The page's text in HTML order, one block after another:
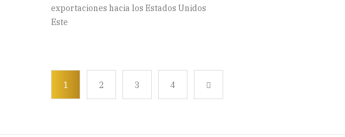
exportaciones hacia los Estados Unidos
Este
1 2 3 4